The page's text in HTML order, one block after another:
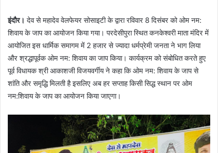
इंदौर। देव से महादेव वेलफेयर सोसाइटी के द्वारा रविवार 8 दिसंबर को ओम नम:
शिवाय के जाप का आयोजन किया गया। परदेसीपुरा स्थित कनकेश्वरी माता मंदिर में
आयोजित इस धार्मिक समागम में 2 हजार से ज्यादा धर्मप्रेमी जनता ने भाग लिया
और श्रद्धापूर्वक ओम नम: शिवाय का जाप किया। कार्यक्रम को संबोधित करते हुए
पूर्व विधायक श्री आकाशजी विजयवर्गीय ने कहा कि ओम नम: शिवाय के जाप से
शांति और समृद्धि मिलती है इसलिए अब हर सप्ताह किसी सिद्ध स्थान पर ओम
नम:शिवाय के जाप का आयोजन किया जाएगा।